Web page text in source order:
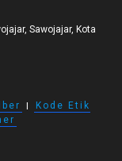
Sawojajar, Kota
I
Kode Etik